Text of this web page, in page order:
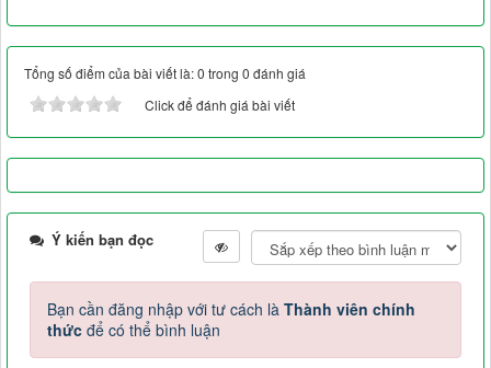
Tổng số điểm của bài viết là: 0 trong 0 đánh giá
Click để đánh giá bài viết
Ý kiến bạn đọc
Bạn cần đăng nhập với tư cách là Thành viên chính
thức để có thể bình luận